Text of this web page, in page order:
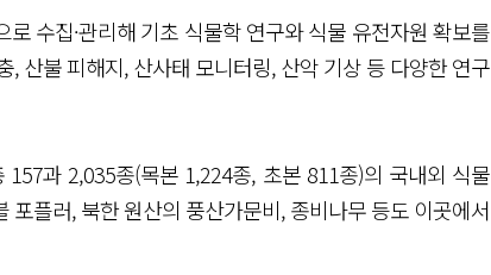
수집·관리해 기초 식물학 연구와 식물 유전자원 확보를
산불 피해지, 산사태 모니터링, 산악 기상 등 다양한 연구
과 2,035종(목본 1,224종, 초본 811종)의 국내외 식물
포플러, 북한 원산의 풍산가문비, 종비나무 등도 이곳에서